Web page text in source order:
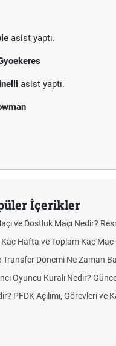
asist yaptı.
asist yaptı.
İçerikler
ve Dostluk Maçı Nedir?
Hafta ve Toplam Kaç Maç
Transfer Dönemi Ne Zaman
Oyuncu Kuralı Nedir?
PFDK Açılımı, Görevleri ve